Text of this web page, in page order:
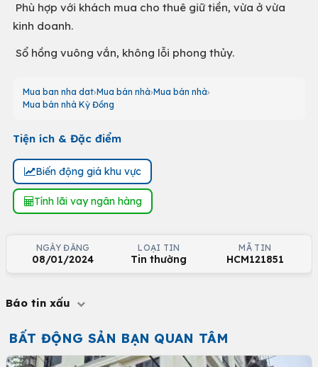
Phù hợp với khách mua cho thuê giữ tiền, vừa ở vừa
kinh doanh.
Sổ hồng vuông vắn, không lỗi phong thủy.
Mua ban nha dat Mua bán nhà Mua bán nhà
Mua bán nhà Kỳ Đồng
Tiện ích & Đặc điểm
Biến động giá khu vực
Tính lãi vay ngân hàng
NGÀY ĐĂNG
08/01/2024
LOẠI TIN
Tin thường
MÃ TIN
HCM121851
Báo tin xấu
BẤT ĐỘNG SẢN BẠN QUAN TÂM